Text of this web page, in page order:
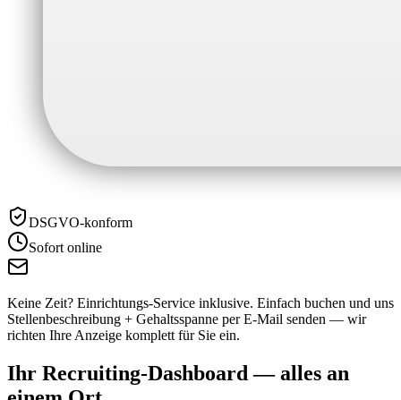
DSGVO-konform
Sofort online
Keine Zeit? Einrichtungs-Service inklusive. Einfach buchen und uns
Stellenbeschreibung + Gehaltsspanne per E-Mail senden — wir
richten Ihre Anzeige komplett für Sie ein.
Ihr Recruiting-Dashboard — alles an